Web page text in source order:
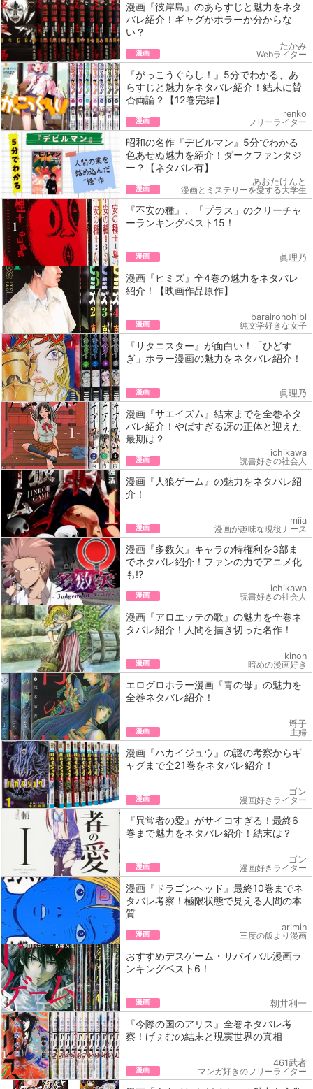
漫画『彼岸島』のあらすじと魅力をネタ
バレ紹介！ギャグかホラーか分からな
い？
漫画
たかみ
Webライター
『がっこうぐらし！』5分でわかる、あ
らすじと魅力をネタバレ紹介！結末に賛
否両論？【12巻完結】
漫画
renko
フリーライター
昭和の名作『デビルマン』5分でわかる
色あせぬ魅力を紹介！ダークファンタジ
ー？【ネタバレ有】
漫画
あおたけんと
漫画とミステリーを愛する大学生
『不安の種』、「プラス」のクリーチャ
ーランキングベスト15！
漫画 眞理乃
漫画『ヒミズ』全4巻の魅力をネタバレ
紹介！【映画作品原作】
漫画
baraironohibi
純文学好きな女子
『サタニスター』が面白い！「ひどす
ぎ」ホラー漫画の魅力をネタバレ紹介！
漫画 眞理乃
漫画『サエイズム』結末までを全巻ネタ
バレ紹介！やばすぎる冴の正体と迎えた
最期は？
漫画
ichikawa
読書好きの社会人
漫画『人狼ゲーム』の魅力をネタバレ紹
介！
漫画
miia
漫画が趣味な現役ナース
漫画『多数欠』キャラの特権利を3部ま
でネタバレ紹介！ファンの力でアニメ化
も!?
漫画
ichikawa
読書好きの社会人
漫画『アロエッテの歌』の魅力を全巻ネ
タバレ紹介！人間を描き切った名作！
漫画
kinon
暗めの漫画好き
エログロホラー漫画『青の母』の魅力を
全巻ネタバレ紹介！
漫画
埒子
主婦
漫画『ハカイジュウ』の謎の考察からギ
ャグまで全21巻をネタバレ紹介！
漫画
ゴン
漫画好きライター
『異常者の愛』がサイコすぎる！最終6
巻まで魅力をネタバレ紹介！結末は？
漫画
ゴン
漫画好きライター
漫画『ドラゴンヘッド』最終10巻までネ
タバレ考察！極限状態で見える人間の本
質
漫画
arimin
三度の飯より漫画
おすすめデスゲーム・サバイバル漫画ラ
ンキングベスト6！
漫画 朝井利一
『今際の国のアリス』全巻ネタバレ考
察！げぇむの結末と現実世界の真相
漫画
461武者
マンガ好きのフリーライター